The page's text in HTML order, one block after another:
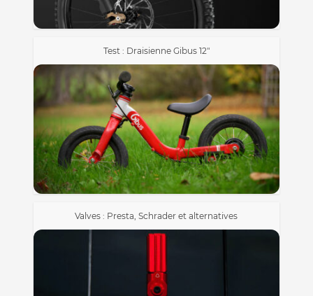
Test : Draisienne Gibus 12″
Valves : Presta, Schrader et alternatives